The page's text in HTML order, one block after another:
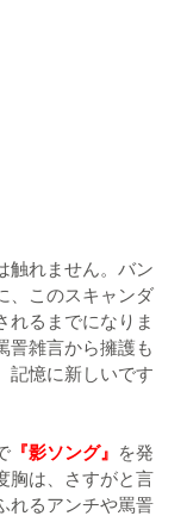
触れません。バン
、このスキャンダ
れるまでになりま
詈雑言から擁護も
記憶に新しいです
『影ソング』 を発
胸は、さすがと言
れるアンチや罵詈